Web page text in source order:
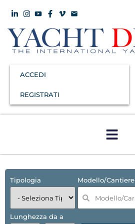
ACCEDI
REGISTRATI
Tipologia Modello/Cantiere
Lunghezza da a